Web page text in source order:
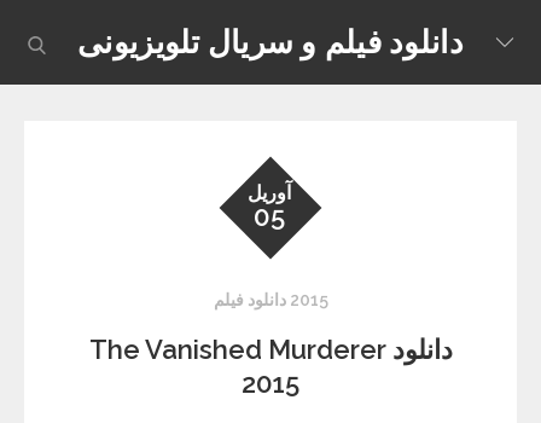
content
دانلود فیلم و سریال تلویزیونی
آوریل
05
2015 دانلود فیلم
دانلود The Vanished Murderer
2015